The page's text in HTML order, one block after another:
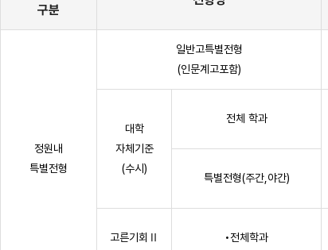
구분
정원내
특별전형
일반고특별전형
(인문계고포함)
대학
자체기준
(수시)
전체 학과
특별전형(주간,야간)
고른기회Ⅱ
•전체학과